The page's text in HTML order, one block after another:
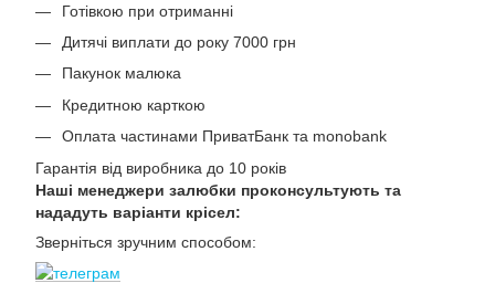
Готівкою при отриманні
Дитячі виплати до року 7000 грн
Пакунок малюка
Кредитною карткою
Оплата частинами ПриватБанк та monobank
Гарантія від виробника до 10 років
Наші менеджери залюбки проконсультують та
нададуть варіанти крісел:
Зверніться зручним способом: